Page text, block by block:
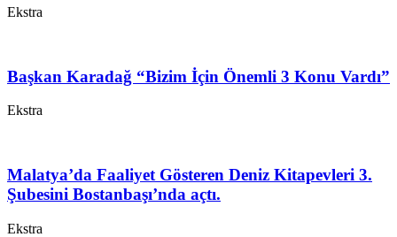
Ekstra
Başkan Karadağ “Bizim İçin Önemli 3 Konu Vardı”
Ekstra
Malatya’da Faaliyet Gösteren Deniz Kitapevleri 3.
Şubesini Bostanbaşı’nda açtı.
Ekstra